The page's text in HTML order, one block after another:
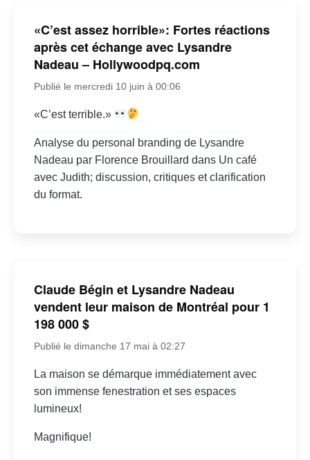
«C’est assez horrible»: Fortes réactions
après cet échange avec Lysandre
Nadeau – Hollywoodpq.com
Publié le mercredi 10 juin à 00:06
«C’est terrible.»
Analyse du personal branding de Lysandre
Nadeau par Florence Brouillard dans Un café
avec Judith; discussion, critiques et clarification
du format.
Claude Bégin et Lysandre Nadeau
vendent leur maison de Montréal pour 1
198 000 $
Publié le dimanche 17 mai à 02:27
La maison se démarque immédiatement avec
son immense fenestration et ses espaces
lumineux!
Magnifique!